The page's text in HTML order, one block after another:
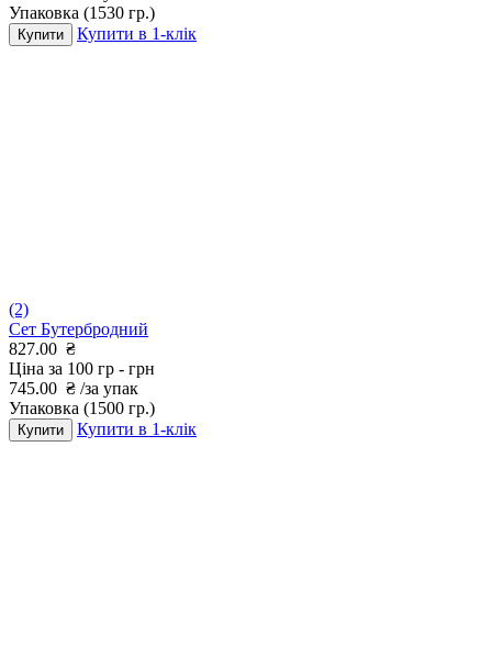
Упаковка (1530 гр.)
Купити Купити в 1-клік
(2)
Сет Бутербродний
827.00 ₴
Ціна за 100 гр - грн
745.00 ₴ /за упак
Упаковка (1500 гр.)
Купити Купити в 1-клік